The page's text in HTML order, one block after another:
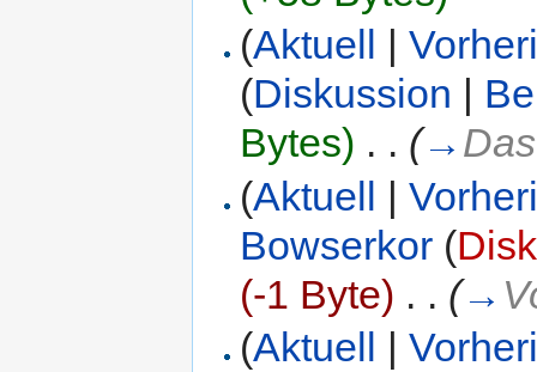
(Aktuell |
(Diskussion
Bytes) . . (→
(Aktuell |
Bowserkor (
(-1 Byte) . . (→
(Aktuell |